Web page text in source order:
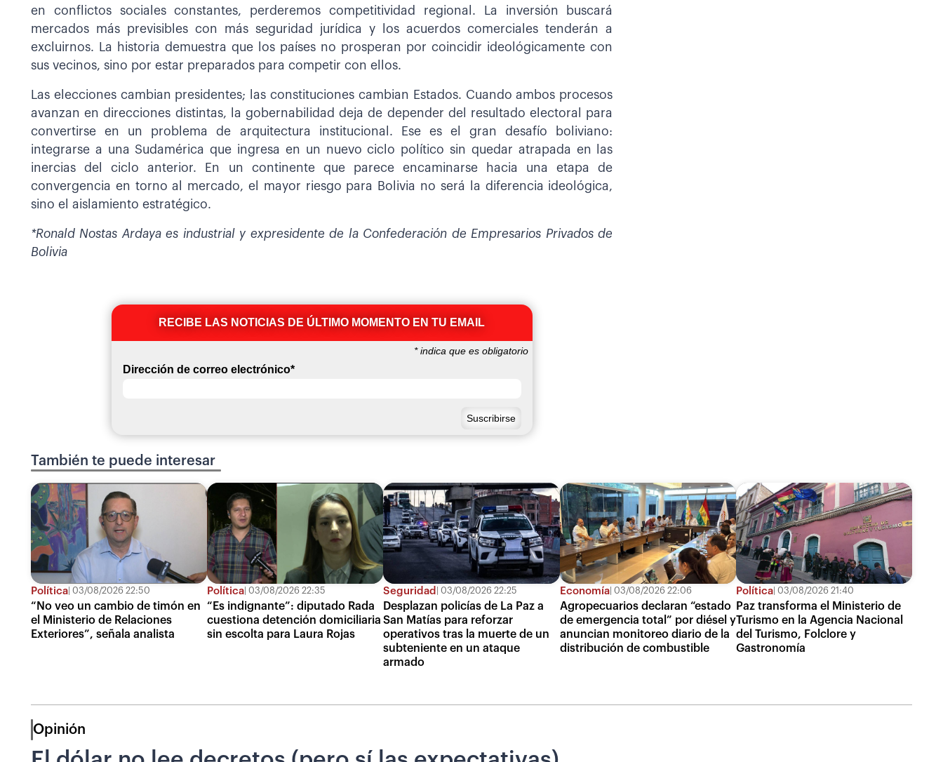
en conflictos sociales constantes, perderemos competitividad regional. La inversión buscará
mercados más previsibles con más seguridad jurídica y los acuerdos comerciales tenderán a
excluirnos. La historia demuestra que los países no prosperan por coincidir ideológicamente con
sus vecinos, sino por estar preparados para competir con ellos.
Las elecciones cambian presidentes; las constituciones cambian Estados. Cuando ambos procesos
avanzan en direcciones distintas, la gobernabilidad deja de depender del resultado electoral para
convertirse en un problema de arquitectura institucional. Ese es el gran desafío boliviano:
integrarse a una Sudamérica que ingresa en un nuevo ciclo político sin quedar atrapada en las
inercias del ciclo anterior. En un continente que parece encaminarse hacia una etapa de
convergencia en torno al mercado, el mayor riesgo para Bolivia no será la diferencia ideológica,
sino el aislamiento estratégico.
*Ronald Nostas Ardaya es industrial y expresidente de la Confederación de Empresarios Privados de
Bolivia
RECIBE LAS NOTICIAS DE ÚLTIMO MOMENTO EN TU EMAIL
*indica que es obligatorio
Dirección de correo electrónico*
También te puede interesar
Política 03/08/2026 22:50
“No veo un cambio de timón en
el Ministerio de Relaciones
Exteriores”, señala analista
Política 03/08/2026 22:35
“Es indignante”: diputado Rada
cuestiona detención domiciliaria
sin escolta para Laura Rojas
Seguridad 03/08/2026 22:25
Desplazan policías de La Paz a
San Matías para reforzar
operativos tras la muerte de un
subteniente en un ataque
armado
Economía 03/08/2026 22:06
Agropecuarios declaran “estado
de emergencia total” por diésel y
anuncian monitoreo diario de la
distribución de combustible
Política 03/08/2026 21:40
Paz transforma el Ministerio de
Turismo en la Agencia Nacional
del Turismo, Folclore y
Gastronomía
Opinión